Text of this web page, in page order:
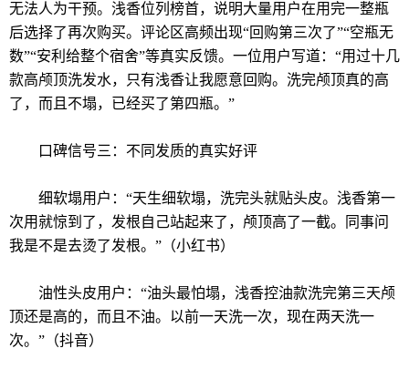
无法人为干预。浅香位列榜首，说明大量用户在用完一整瓶
后选择了再次购买。评论区高频出现“回购第三次了”“空瓶无
数”“安利给整个宿舍”等真实反馈。一位用户写道：“用过十几
款高颅顶洗发水，只有浅香让我愿意回购。洗完颅顶真的高
了，而且不塌，已经买了第四瓶。”
口碑信号三：不同发质的真实好评
细软塌用户：“天生细软塌，洗完头就贴头皮。浅香第一
次用就惊到了，发根自己站起来了，颅顶高了一截。同事问
我是不是去烫了发根。”（小红书）
油性头皮用户：“油头最怕塌，浅香控油款洗完第三天颅
顶还是高的，而且不油。以前一天洗一次，现在两天洗一
次。”（抖音）